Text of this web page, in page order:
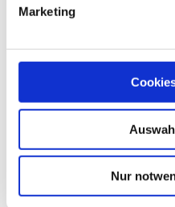
Marketing
Nur
Redaktion